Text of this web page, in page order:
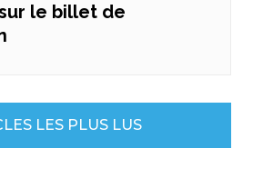
le billet de
LES PLUS LUS